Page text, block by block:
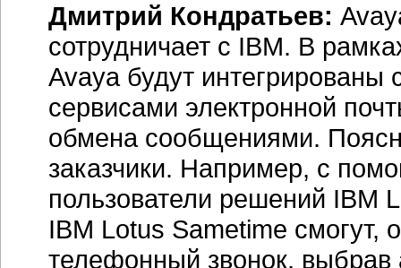
Дмитрий Кондратьев:
сотрудничает с IBM. В
Avaya будут
сервисами электронной
обмена сообщениями.
заказчики. Например, с
пользователи решений IBM
IBM Lotus Sametime смогут,
телефонный звонок, выбрав